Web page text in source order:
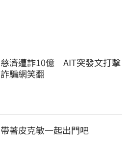
慈濟遭詐10億　AIT突發文打擊
詐騙網笑翻
帶著皮克敏一起出門吧